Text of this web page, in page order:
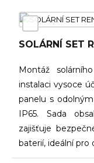
SOLÁRNÍ SET
Montáž
instalaci vysoce
panelu s
IP65. Sada
zajišťuje
baterií, ideální pro